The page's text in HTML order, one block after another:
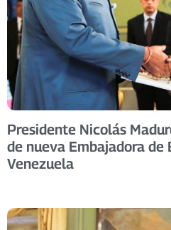
Presidente Nicolás
de nueva Embajadora de
Venezuela